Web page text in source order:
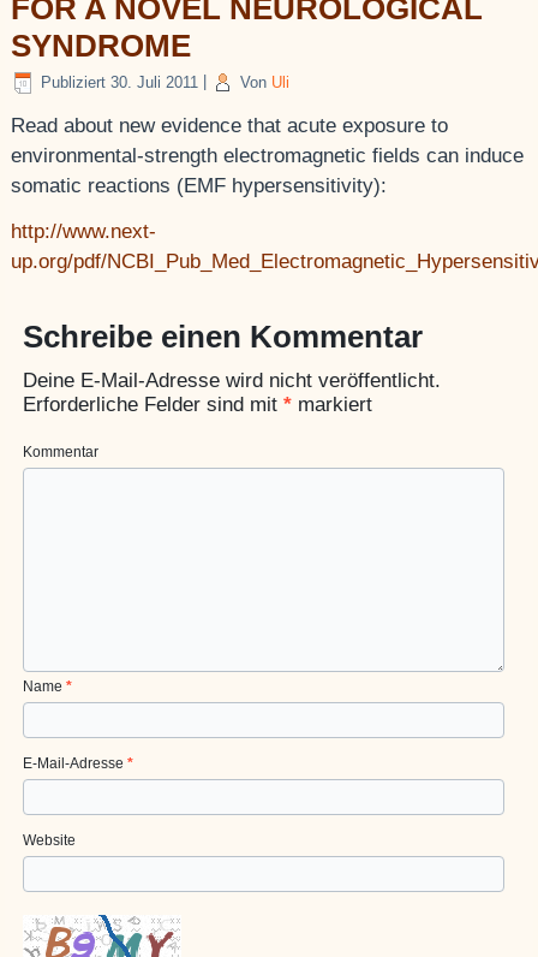
FOR A NOVEL NEUROLOGICAL
SYNDROME
Publiziert 30. Juli 2011 Von Uli
Read about new evidence that acute exposure to
environmental-strength electromagnetic fields can induce
somatic reactions (EMF hypersensitivity):
http://www.next-
up.org/pdf/
Schreibe einen Kommentar
Deine E-Mail-Adresse wird nicht veröffentlicht.
Erforderliche Felder sind mit* markiert
Kommentar
Name*
E-Mail-Adresse*
Website